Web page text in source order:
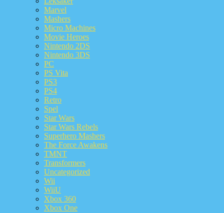
Marvel
Mashers
Micro Machines
Movie Heroes
Nintendo 2DS
Nintendo 3DS
PC
PS Vita
PS3
PS4
Retro
Spel
Star Wars
Star Wars Rebels
Superhero Mashers
The Force Awakens
TMNT
Transformers
Uncategorized
Wii
WiiU
Xbox 360
Xbox One